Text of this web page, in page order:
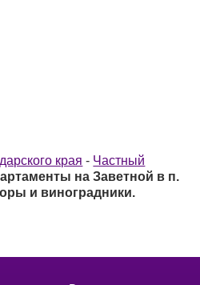
края - Частный
на Заветной в п.
и виноградники.